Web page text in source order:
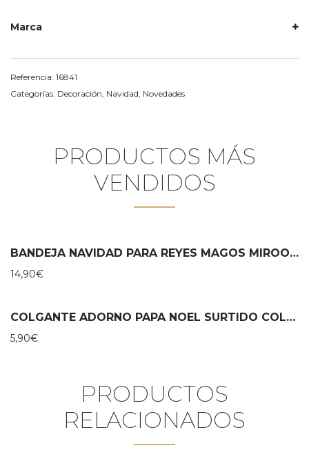
Marca
Referencia: 16841
Categorías: Decoración, Navidad, Novedades
PRODUCTOS MÁS
VENDIDOS
BANDEJA NAVIDAD PARA REYES MAGOS MIROOMI
14,90€
COLGANTE ADORNO PAPA NOEL SURTIDO COLOR MOSES
5,90€
PRODUCTOS
RELACIONADOS